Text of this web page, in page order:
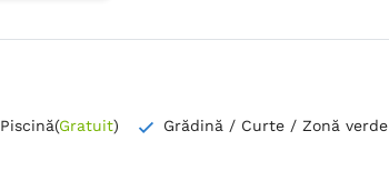
Piscină(Gratuit)
Grădină / Curte / Zonă verde